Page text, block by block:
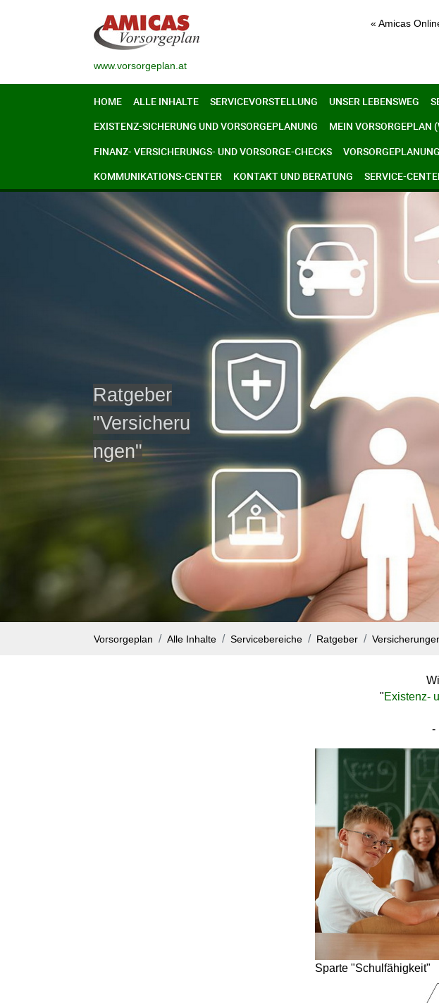
« Amicas
www.vorsorgeplan.at
HOME ALLE INHALTE SERVICEVORSTELLUNG UNSER LEBENSWEG
EXISTENZ-SICHERUNG UND VORSORGEPLANUNG
MEIN VORSORGEPLAN
FINANZ- VERSICHERUNGS- UND VORSORGE-CHECKS
VORSORGEPLANUNG
KOMMUNIKATIONS-CENTER
KONTAKT UND BERATUNG SERVICE-
Ratgeber
"Versicheru
ngen"
Vorsorgeplan Alle Inhalte Servicebereiche Ratgeber
"Existenz-
-
Sparte "Schulfähigkeit"